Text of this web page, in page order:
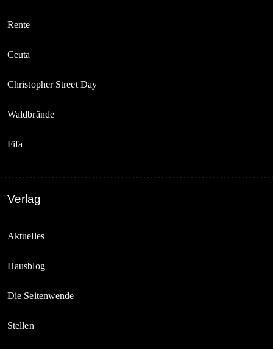
Rente
Ceuta
Christopher Street Day
Waldbrände
Fifa
Verlag
Aktuelles
Hausblog
Die Seitenwende
Stellen